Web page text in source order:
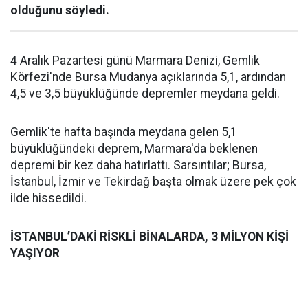
olduğunu söyledi.
4 Aralık Pazartesi günü Marmara Denizi, Gemlik
Körfezi'nde Bursa Mudanya açıklarında 5,1, ardından
4,5 ve 3,5 büyüklüğünde depremler meydana geldi.
Gemlik'te hafta başında meydana gelen 5,1
büyüklüğündeki deprem, Marmara'da beklenen
depremi bir kez daha hatırlattı. Sarsıntılar; Bursa,
İstanbul, İzmir ve Tekirdağ başta olmak üzere pek çok
ilde hissedildi.
İSTANBUL’DAKİ RİSKLİ BİNALARDA, 3 MİLYON KİŞİ
YAŞIYOR